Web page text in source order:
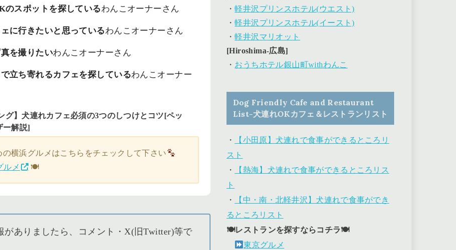
のスポットを探しているわんこオーナーさん
に行きたいと思っているわんこオーナーさん
を撮りたいわんこオーナーさん
立ち寄れるカフェを探しているわんこオーナー
グ】犬連れカフェ必須の3つのしつけとコツ[ペッ
ー解説]
の横浜グルメはこちらをチェックして下さい
ルメ
🍽
がありましたら、コメント・X(旧Twitter)等で
・軽井沢プリンスホテル(ウエスト)
・軽井沢プリンスホテル(イースト)
・軽井沢マリオット
[Hiroshima-広島]
・ おうちホテル銀山町withわんこ
Dog Friendly Cafe and Restaurant
List-犬連れOKカフェ＆レストランリスト
・
【小田原】犬連れで食事ができるところリ
スト
・
【熱海】犬連れで食事ができるところリス
ト
・
【中・南・北軽井沢】犬連れで食事ができ
るところリスト
🍽レストランを探すならコチラ🍽
東京グルメ